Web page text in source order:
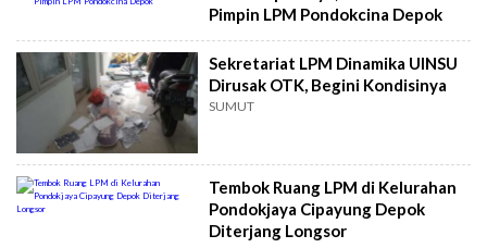
Pimpin LPM Pondokcina Depok
Sekretariat LPM Dinamika UINSU
Dirusak OTK, Begini Kondisinya
SUMUT
Tembok Ruang LPM di Kelurahan
Pondokjaya Cipayung Depok
Diterjang Longsor